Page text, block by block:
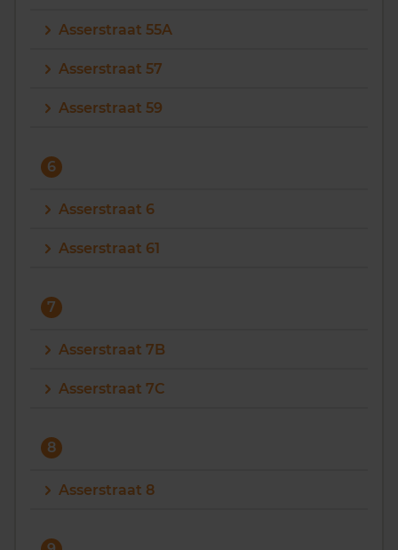
Asserstraat 55A
Asserstraat 57
Asserstraat 59
6
Asserstraat 6
Asserstraat 61
7
Asserstraat 7B
Asserstraat 7C
8
Asserstraat 8